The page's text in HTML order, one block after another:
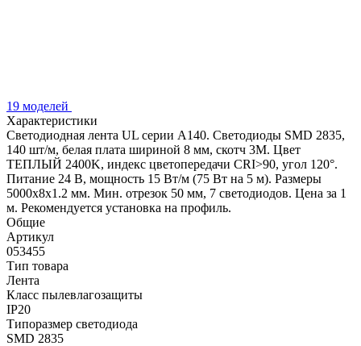
19 моделей
Характеристики
Светодиодная лента UL серии A140. Светодиоды SMD 2835,
140 шт/м, белая плата шириной 8 мм, скотч 3M. Цвет
ТЕПЛЫЙ 2400K, индекс цветопередачи CRI>90, угол 120°.
Питание 24 В, мощность 15 Вт/м (75 Вт на 5 м). Размеры
5000x8x1.2 мм. Мин. отрезок 50 мм, 7 светодиодов. Цена за 1
м. Рекомендуется установка на профиль.
Общие
Артикул
053455
Тип товара
Лента
Класс пылевлагозащиты
IP20
Типоразмер светодиода
SMD 2835